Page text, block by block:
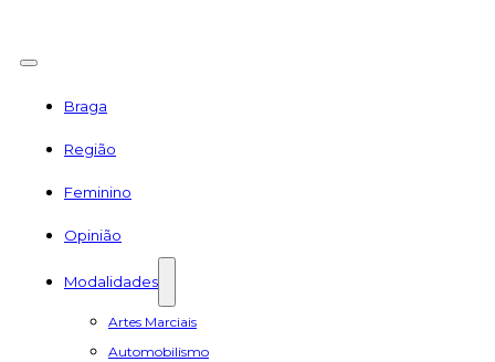
Braga
Região
Feminino
Opinião
Modalidades
Artes Marciais
Automobilismo